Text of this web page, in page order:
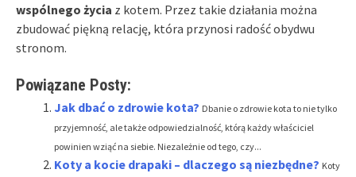
wspólnego życia z kotem. Przez takie działania można
zbudować piękną relację, która przynosi radość obydwu
stronom.
Powiązane Posty:
Jak dbać o zdrowie kota? Dbanie o zdrowie kota to nie tylko
przyjemność, ale także odpowiedzialność, którą każdy właściciel
powinien wziąć na siebie. Niezależnie od tego, czy...
Koty a kocie drapaki – dlaczego są niezbędne? Koty